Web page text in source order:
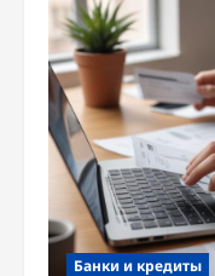
Банки и кредиты